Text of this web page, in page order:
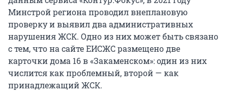
Минстрой региона проводил внеплановую
проверку и выявил два административных
нарушения ЖСК. Одно из них может быть связано
с тем, что на сайте ЕИСЖС размещено две
карточки дома 16 в «Закаменском»: один из них
числится как проблемный, второй — как
принадлежащий ЖСК.